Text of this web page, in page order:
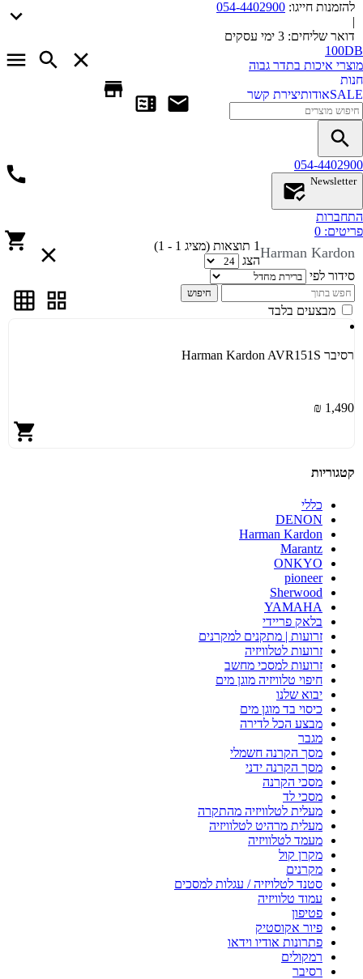
להזמנות חייגו: 054-4402900
|
דואר שליחים: 3 ימי עסקים
100DB
מוצרי איכות בתדר גבוה
חנות
SALEאודותיצירת קשר
054-4402900
Newsletter
התחברות
פריטים: 0
Harman Kardon1 תוצאות (מציג 1 - 1)
הצג
סידור לפי
חיפוש
מבצעים בלבד
רסיבר Harman Kardon AVR151S
1,490 ₪
קטגוריות
כללי
DENON
Harman Kardon
Marantz
ONKYO
pioneer
Sherwood
YAMAHA
בלאק פריידי
זרועות | מתקנים למקרנים
זרועות לטלוויזיה
זרועות למסכי מחשב
חיפוי טלוויזיה מוגן מים
יבוא שלנו
כיסוי בד מוגן מים
מבצע הכל לדירה
מגבר
מסך הקרנה חשמלי
מסך הקרנה ידני
מסכי הקרנה
מסכי לד
מעלית לטלוויזיה מהתקרה
מעלית מרהיט לטלוויזיה
מעמד לטלוויזיה
מקרן קול
מקרנים
סטנד לטלויזיה / עגלות למסכים
עמוד טלוויזיה
פטיפון
פיור אקוסטיק
פתרונות אודיו וידאו
רמקולים
רסיבר